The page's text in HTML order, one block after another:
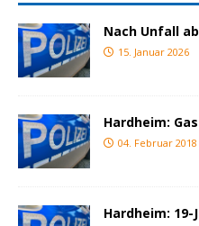
Nach Unfall
15. Januar 2026
Hardheim:
04. Februar 2018
Hardheim: